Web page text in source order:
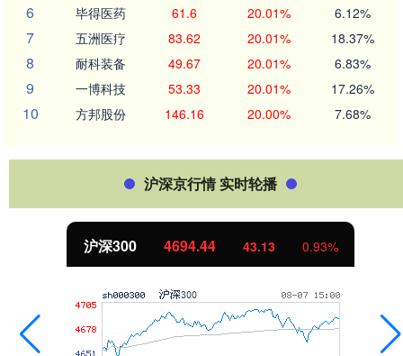
6 毕得医药 61.6 20.01% 6.12%
7 五洲医疗 83.62 20.01% 18.37%
8 耐科装备 49.67 20.01% 6.83%
9 一博科技 53.33 20.01% 17.26%
10 方邦股份 146.16 20.00% 7.68%
沪深京行情 实时轮播
沪深300 4694.44 43.13 0.93%